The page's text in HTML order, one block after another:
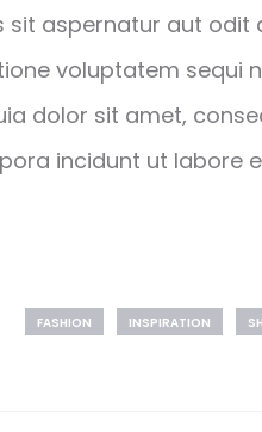
aspernatur aut odit
voluptatem sequi
dolor sit amet,
incidunt ut labore
FASHION INSPIRATION